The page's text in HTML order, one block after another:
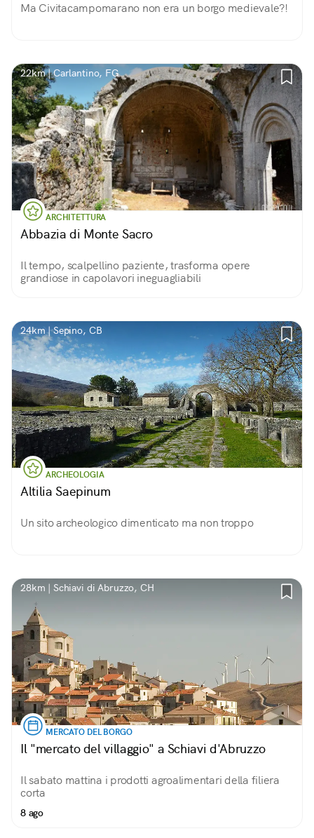
Ma Civitacampomarano non era un borgo medievale?!
22km | Carlantino, FG
ARCHITETTURA
Abbazia di Monte Sacro
Il tempo, scalpellino paziente, trasforma opere
grandiose in capolavori ineguagliabili
24km | Sepino, CB
ARCHEOLOGIA
Altilia Saepinum
Un sito archeologico dimenticato ma non troppo
28km | Schiavi di Abruzzo, CH
MERCATO DEL BORGO
Il "mercato del villaggio" a Schiavi d'Abruzzo
Il sabato mattina i prodotti agroalimentari della filiera
corta
8 ago